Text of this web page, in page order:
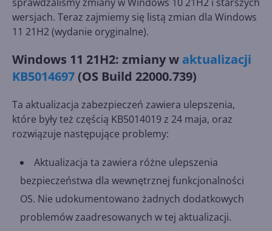
wersjach. Teraz zajmiemy się listą zmian dla Windows
11 21H2 (wydanie oryginalne).
Windows 11 21H2: zmiany w aktualizacji
KB5014697 (OS Build 22000.739)
Ta aktualizacja zabezpieczeń zawiera ulepszenia,
które były też częścią KB5014019 z 24 maja, oraz
rozwiązuje następujące problemy:
Aktualizacja ta zawiera różne ulepszenia
bezpieczeństwa dla wewnętrznej funkcjonalności
OS. Nie udokumentowano żadnych dodatkowych
problemów zaadresowanych w tej aktualizacji.